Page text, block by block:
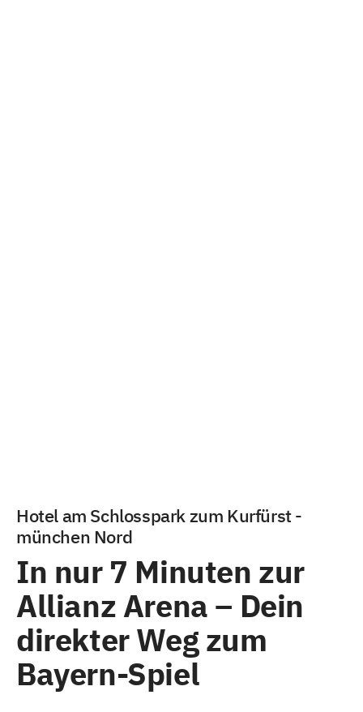
In nur 7 Minuten zur
Allianz Arena – Dein
direkter Weg zum
Bayern-Spiel
Hotel am Schlosspark zum Kurfürst -
münchen Nord